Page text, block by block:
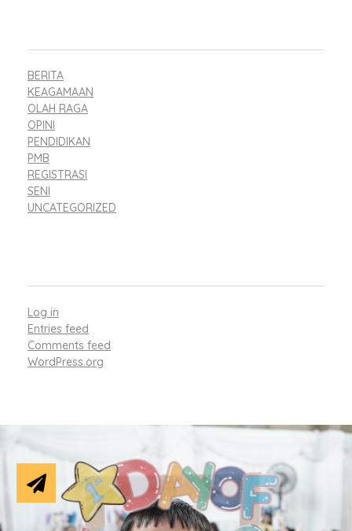
BERITA
KEAGAMAAN
OLAH RAGA
OPINI
PENDIDIKAN
PMB
REGISTRASI
SENI
UNCATEGORIZED
Log in
Entries feed
Comments feed
WordPress.org